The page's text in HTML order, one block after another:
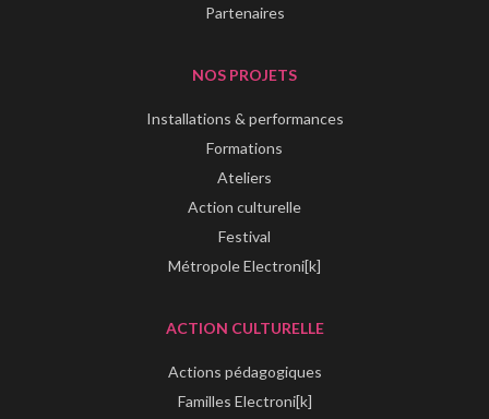
Partenaires
NOS PROJETS
Installations & performances
Formations
Ateliers
Action culturelle
Festival
Métropole Electroni[k]
ACTION CULTURELLE
Actions pédagogiques
Familles Electroni[k]